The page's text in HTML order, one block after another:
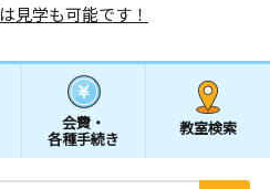
見学も可能です！
会費・
各種手続き
教室検索